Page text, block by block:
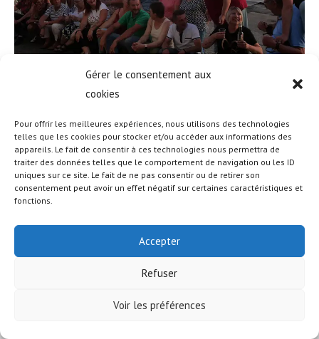
Gérer le consentement aux
cookies
Pour offrir les meilleures expériences, nous utilisons des technologies
telles que les cookies pour stocker et/ou accéder aux informations des
appareils. Le fait de consentir à ces technologies nous permettra de
traiter des données telles que le comportement de navigation ou les ID
uniques sur ce site. Le fait de ne pas consentir ou de retirer son
consentement peut avoir un effet négatif sur certaines caractéristiques et
fonctions.
Accepter
Refuser
Voir les préférences
© COPYRIGHT - OCEANWP THEME BY NICK